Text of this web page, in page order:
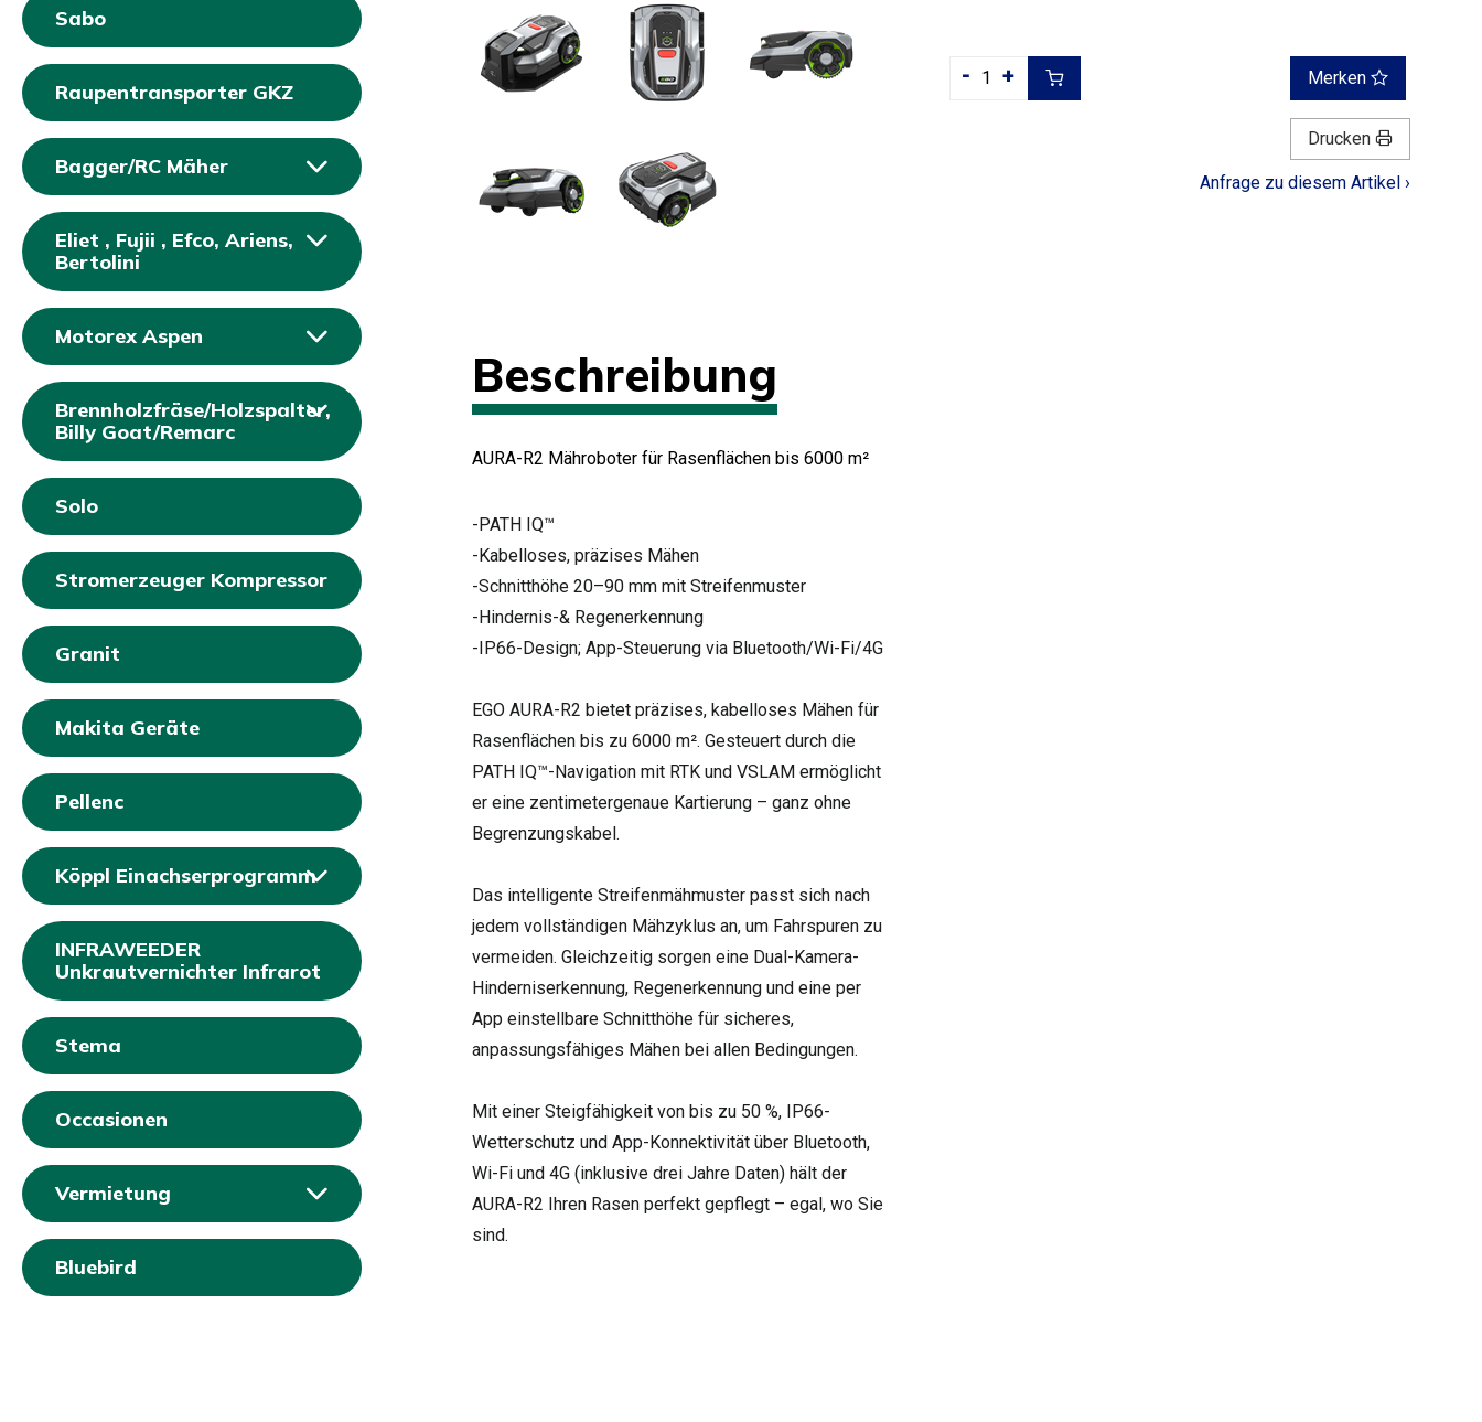
Sabo
Raupentransporter GKZ
Bagger/RC Mäher
Eliet , Fujii , Efco, Ariens,
Bertolini
Motorex Aspen
Brennholzfräse/Holzspalter,
Billy Goat/Remarc
Solo
Stromerzeuger Kompressor
Granit
Makita Geräte
Pellenc
Köppl Einachserprogramm
INFRAWEEDER
Unkrautvernichter Infrarot
Stema
Occasionen
Vermietung
Bluebird
- + Merken
Drucken
Anfrage zu diesem Artikel ›
Beschreibung
AURA-R2 Mähroboter für Rasenflächen bis 6000 m²
-PATH IQ™
-Kabelloses, präzises Mähen
-Schnitthöhe 20–90 mm mit Streifenmuster
-Hindernis-& Regenerkennung
-IP66-Design; App-Steuerung via Bluetooth/Wi-Fi/4G
EGO AURA-R2 bietet präzises, kabelloses Mähen für
Rasenflächen bis zu 6000 m². Gesteuert durch die
PATH IQ™-Navigation mit RTK und VSLAM ermöglicht
er eine zentimetergenaue Kartierung – ganz ohne
Begrenzungskabel.
Das intelligente Streifenmähmuster passt sich nach
jedem vollständigen Mähzyklus an, um Fahrspuren zu
vermeiden. Gleichzeitig sorgen eine Dual-Kamera-
Hinderniserkennung, Regenerkennung und eine per
App einstellbare Schnitthöhe für sicheres,
anpassungsfähiges Mähen bei allen Bedingungen.
Mit einer Steigfähigkeit von bis zu 50 %, IP66-
Wetterschutz und App-Konnektivität über Bluetooth,
Wi-Fi und 4G (inklusive drei Jahre Daten) hält der
AURA-R2 Ihren Rasen perfekt gepflegt – egal, wo Sie
sind.